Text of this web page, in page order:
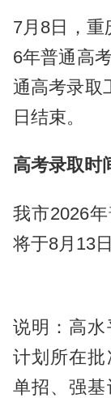
7月8日，重
6年普通高
通高考录取
日结束。
高考录取时
我市2026
将于8月13
说明：高
计划所在
单招、强